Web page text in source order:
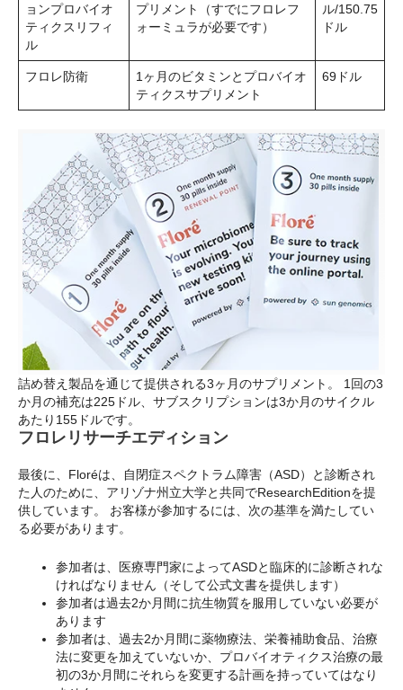
ョンプロバイオ
ティクスリフィ
ル
プリメント（すでにフロレフ
ォーミュラが必要です）
ル/150.75
ドル
フロレ防衛
1ヶ月のビタミンとプロバイオ
ティクスサプリメント
69ドル
詰め替え製品を通じて提供される3ヶ月のサプリメント。 1回の3
か月の補充は225ドル、サブスクリプションは3か月のサイクル
あたり155ドルです。
フロレリサーチエディション
最後に、Floréは、自閉症スペクトラム障害（ASD）と診断され
た人のために、アリゾナ州立大学と共同でResearchEditionを提
供しています。 お客様が参加するには、次の基準を満たしてい
る必要があります。
参加者は、医療専門家によってASDと臨床的に診断されな
ければなりません（そして公式文書を提供します）
参加者は過去2か月間に抗生物質を服用していない必要が
あります
参加者は、過去2か月間に薬物療法、栄養補助食品、治療
法に変更を加えていないか、プロバイオティクス治療の最
初の3か月間にそれらを変更する計画を持っていてはなり